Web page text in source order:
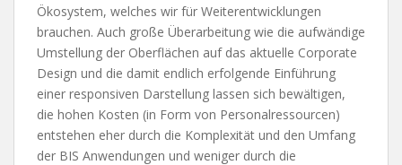
Ökosystem, welches wir für Weiterentwicklungen
brauchen. Auch große Überarbeitung wie die aufwändige
Umstellung der Oberflächen auf das aktuelle Corporate
Design und die damit endlich erfolgende Einführung
einer responsiven Darstellung lassen sich bewältigen,
die hohen Kosten (in Form von Personalressourcen)
entstehen eher durch die Komplexität und den Umfang
der BIS Anwendungen und weniger durch die